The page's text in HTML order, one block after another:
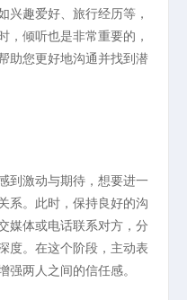
兴趣爱好、旅行经历等，
，倾听也是非常重要的，
助您更好地沟通并找到潜
到激动与期待，想要进一
系。此时，保持良好的沟
媒体或电话联系对方，分
度。在这个阶段，主动表
两人之间的信任感。